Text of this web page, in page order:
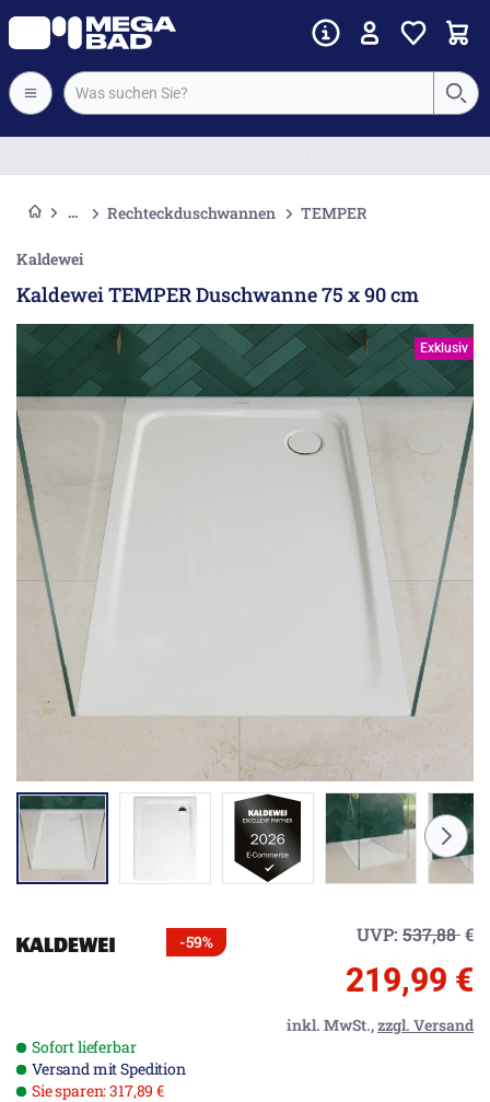
Rechteckduschwannen TEMPER
Kaldewei
Kaldewei TEMPER Duschwanne 75 x 90 cm
Exklusiv
-59% UVP: 537,88€
219,99 €
inkl. MwSt.,zzgl. Versand
Sofort lieferbar
Versand mit Spedition
Sie sparen: 317,89 €